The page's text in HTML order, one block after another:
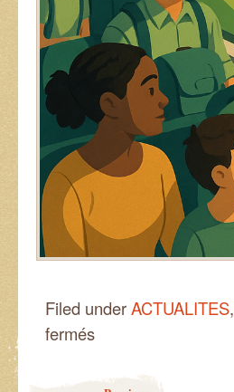
Filed underACTUALITES,
fermés